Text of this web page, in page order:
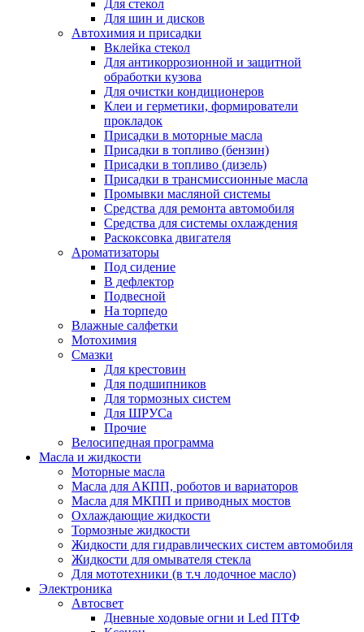
Для стекол
Для шин и дисков
Автохимия и присадки
Вклейка стекол
Для антикоррозионной и защитной
обработки кузова
Для очистки кондиционеров
Клеи и герметики, формирователи
прокладок
Присадки в моторные масла
Присадки в топливо (бензин)
Присадки в топливо (дизель)
Присадки в трансмиссионные масла
Промывки масляной системы
Средства для ремонта автомобиля
Средства для системы охлаждения
Раскоксовка двигателя
Ароматизаторы
Под сидение
В дефлектор
Подвесной
На торпедо
Влажные салфетки
Мотохимия
Смазки
Для крестовин
Для подшипников
Для тормозных систем
Для ШРУСа
Прочие
Велосипедная программа
Масла и жидкости
Моторные масла
Масла для АКПП, роботов и вариаторов
Масла для МКПП и приводных мостов
Охлаждающие жидкости
Тормозные жидкости
Жидкости для гидравлических систем автомобиля
Жидкости для омывателя стекла
Для мототехники (в т.ч лодочное масло)
Электроника
Автосвет
Дневные ходовые огни и Led ПТФ